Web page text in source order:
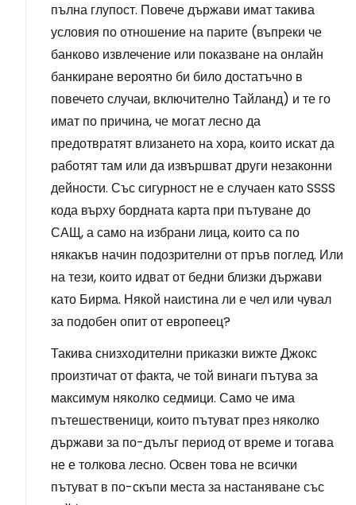
пълна глупост. Повече държави имат такива
условия по отношение на парите (въпреки че
банково извлечение или показване на онлайн
банкиране вероятно би било достатъчно в
повечето случаи, включително Тайланд) и те го
имат по причина, че могат лесно да
предотвратят влизането на хора, които искат да
работят там или да извършват други незаконни
дейности. Със сигурност не е случаен като SSSS
кода върху бордната карта при пътуване до
САЩ, а само на избрани лица, които са по
някакъв начин подозрителни от пръв поглед. Или
на тези, които идват от бедни близки държави
като Бирма. Някой наистина ли е чел или чувал
за подобен опит от европеец?
Такива снизходителни приказки вижте Джокс
произтичат от факта, че той винаги пътува за
максимум няколко седмици. Само че има
пътешественици, които пътуват през няколко
държави за по-дълъг период от време и тогава
не е толкова лесно. Освен това не всички
пътуват в по-скъпи места за настаняване със